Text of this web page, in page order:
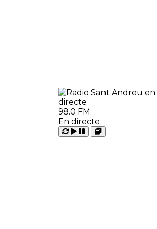
98.0 FM
En directe
Carregant
Reproduir
Pausar
Open